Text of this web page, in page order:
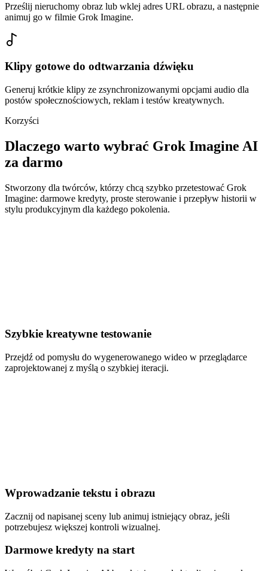
Prześlij nieruchomy obraz lub wklej adres URL obrazu, a następnie
animuj go w filmie Grok Imagine.
Klipy gotowe do odtwarzania dźwięku
Generuj krótkie klipy ze zsynchronizowanymi opcjami audio dla
postów społecznościowych, reklam i testów kreatywnych.
Korzyści
Dlaczego warto wybrać Grok Imagine AI
za darmo
Stworzony dla twórców, którzy chcą szybko przetestować Grok
Imagine: darmowe kredyty, proste sterowanie i przepływ historii w
stylu produkcyjnym dla każdego pokolenia.
Szybkie kreatywne testowanie
Przejdź od pomysłu do wygenerowanego wideo w przeglądarce
zaprojektowanej z myślą o szybkiej iteracji.
Wprowadzanie tekstu i obrazu
Zacznij od napisanej sceny lub animuj istniejący obraz, jeśli
potrzebujesz większej kontroli wizualnej.
Darmowe kredyty na start